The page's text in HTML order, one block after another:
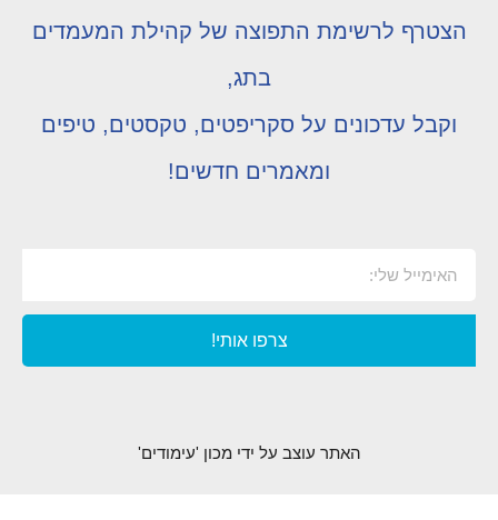
הצטרף לרשימת התפוצה של קהילת המעמדים
בתג,
וקבל עדכונים על סקריפטים, טקסטים, טיפים
ומאמרים חדשים!
צרפו אותי!
האתר עוצב על ידי מכון 'עימודים'